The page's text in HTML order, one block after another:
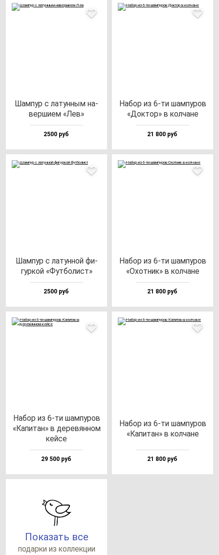
Шам­пур с ла­тун­ным на­
вер­ши­ем «Лев»
2500 руб
Набор из 6-ти шам­пу­ров
«Док­тор» в кол­ча­не
21 800 руб
Шам­пур с ла­тун­ной фи­
гур­кой «Фут­бо­лист»
2500 руб
Набор из 6-ти шам­пу­ров
«Охот­ник» в кол­ча­не
21 800 руб
Набор из 6-ти шам­пу­ров
«Капи­тан» в де­ре­вян­ном
кей­се
29 500 руб
Набор из 6-ти шам­пу­ров
«Капи­тан» в кол­ча­не
21 800 руб
Показать все
по­дар­ки из кол­лек­ции